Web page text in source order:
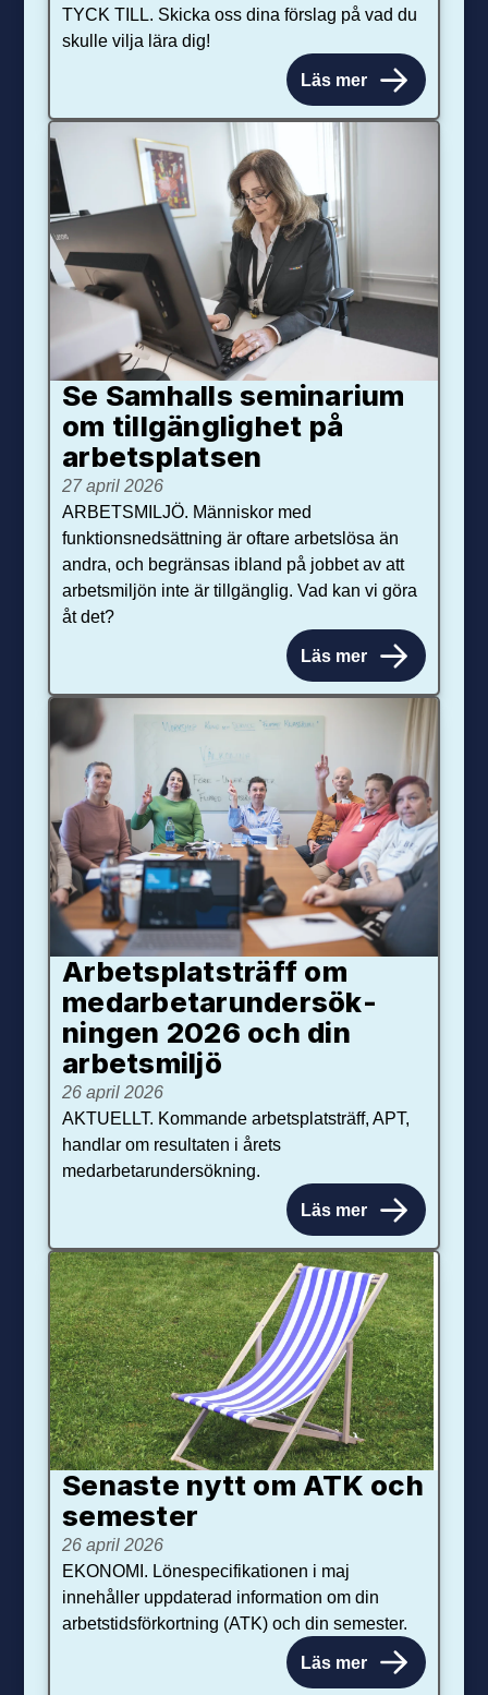
TYCK TILL. Skicka oss dina förslag på vad du
skulle vilja lära dig!
Läs mer
Se Samhalls seminarium
om tillgänglighet på
arbetsplatsen
27 april 2026
ARBETSMILJÖ. Människor med
funktionsnedsättning är oftare arbetslösa än
andra, och begränsas ibland på jobbet av att
arbetsmiljön inte är tillgänglig. Vad kan vi göra
åt det?
Läs mer
Arbetsplats­träff om
med­arbetar­under­sök­
ningen 2026 och din
arbets­miljö
26 april 2026
AKTUELLT. Kommande arbetsplatsträff, APT,
handlar om resultaten i årets
medarbetarundersökning.
Läs mer
Senaste nytt om ATK och
se­mester
26 april 2026
EKONOMI. Lönespecifikationen i maj
innehåller uppdaterad information om din
arbetstidsförkortning (ATK) och din semester.
Läs mer